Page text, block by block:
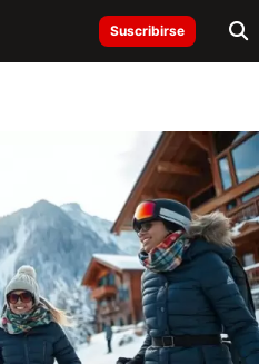
Suscribirse